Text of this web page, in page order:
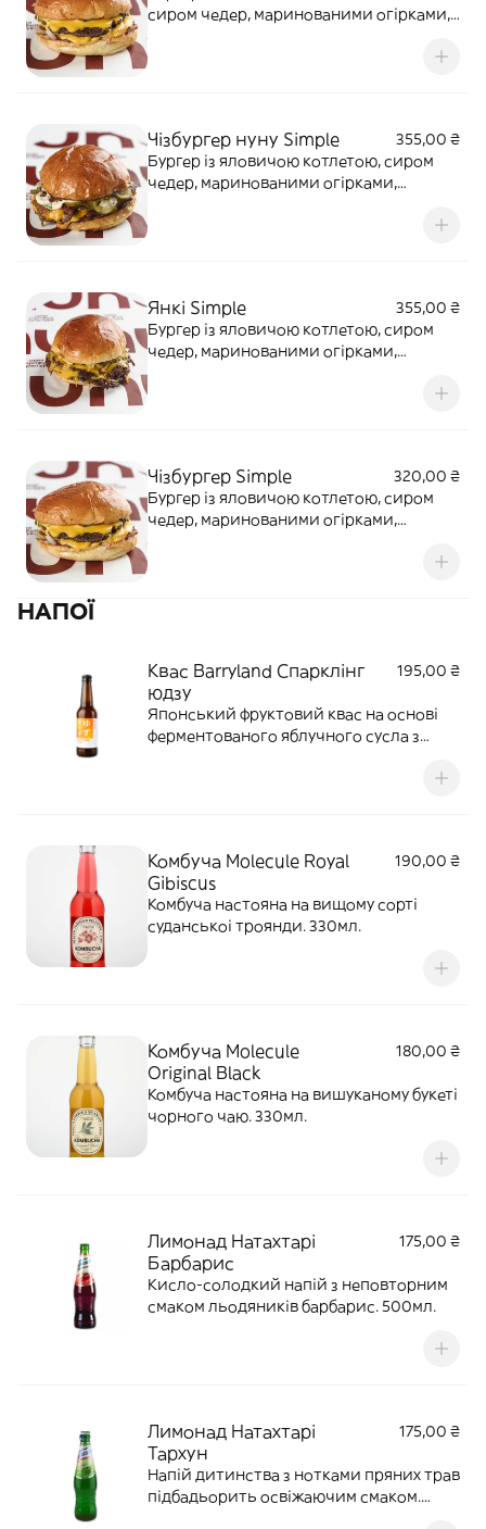
сиром чедер, маринованими огірками,
Чізбургер нуну Simple
355,00 ₴
Бургер із яловичою котлетою, сиром
чедер, маринованими огірками,
Янкі Simple
355,00 ₴
Бургер із яловичою котлетою, сиром
чедер, маринованими огірками,
Чізбургер Simple
320,00 ₴
Бургер із яловичою котлетою, сиром
чедер, маринованими огірками,
НАПОЇ
Квас Barryland Спарклінг
юдзу
195,00 ₴
Японський фруктовий квас на основі
ферментованого яблучного сусла з
Комбуча Molecule Royal
Gibiscus
190,00 ₴
Комбуча настояна на вищому сорті
суданськоі троянди. 330мл.
Комбуча Molecule
Original Black
180,00 ₴
Комбуча настояна на вишуканому букеті
чорного чаю. 330мл.
Лимонад Натахтарі
Барбарис
175,00 ₴
Кисло-солодкий напій з неповторним
смаком льодяників барбарис. 500мл.
Лимонад Натахтарі
Тархун
175,00 ₴
Напій дитинства з нотками пряних трав
підбадьорить освіжаючим смаком.